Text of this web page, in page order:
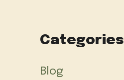
Categories
Blog